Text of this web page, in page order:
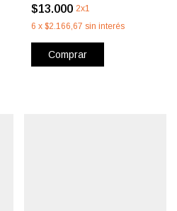
$13.000 2x1
6 x $2.166,67 sin interés
Comprar